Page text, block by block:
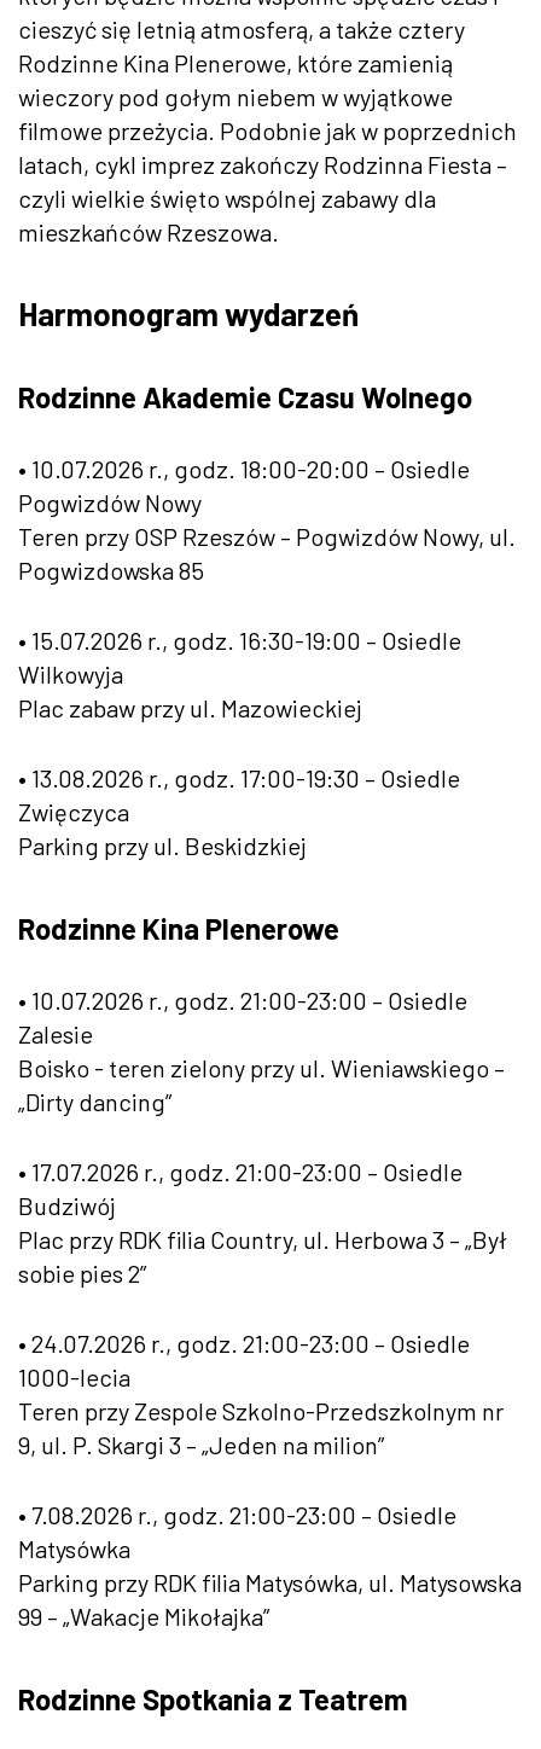
cieszyć się letnią atmosferą, a także cztery
Rodzinne Kina Plenerowe, które zamienią
wieczory pod gołym niebem w wyjątkowe
filmowe przeżycia. Podobnie jak w poprzednich
latach, cykl imprez zakończy Rodzinna Fiesta –
czyli wielkie święto wspólnej zabawy dla
mieszkańców Rzeszowa.
Harmonogram wydarzeń
Rodzinne Akademie Czasu Wolnego
• 10.07.2026 r., godz. 18:00-20:00 – Osiedle
Pogwizdów Nowy
Teren przy OSP Rzeszów – Pogwizdów Nowy, ul.
Pogwizdowska 85
• 15.07.2026 r., godz. 16:30-19:00 – Osiedle
Wilkowyja
Plac zabaw przy ul. Mazowieckiej
• 13.08.2026 r., godz. 17:00-19:30 – Osiedle
Zwięczyca
Parking przy ul. Beskidzkiej
Rodzinne Kina Plenerowe
• 10.07.2026 r., godz. 21:00-23:00 – Osiedle
Zalesie
Boisko - teren zielony przy ul. Wieniawskiego –
„Dirty dancing”
• 17.07.2026 r., godz. 21:00-23:00 – Osiedle
Budziwój
Plac przy RDK filia Country, ul. Herbowa 3 – „Był
sobie pies 2”
• 24.07.2026 r., godz. 21:00-23:00 – Osiedle
1000-lecia
Teren przy Zespole Szkolno-Przedszkolnym nr
9, ul. P. Skargi 3 – „Jeden na milion”
• 7.08.2026 r., godz. 21:00-23:00 – Osiedle
Matysówka
Parking przy RDK filia Matysówka, ul. Matysowska
99 – „Wakacje Mikołajka”
Rodzinne Spotkania z Teatrem